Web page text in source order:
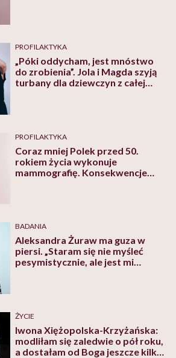
PROFILAKTYKA
„Póki oddycham, jest mnóstwo
do zrobienia”. Jola i Magda szyją
turbany dla dziewczyn z całej
PROFILAKTYKA
Coraz mniej Polek przed 50.
rokiem życia wykonuje
mammografię. Konsekwencje
BADANIA
Aleksandra Żuraw ma guza w
piersi. „Staram się nie myśleć
pesymistycznie, ale jest mi
ŻYCIE
Iwona Xiężopolska-Krzyżańska:
modliłam się zaledwie o pół roku,
a dostałam od Boga jeszcze kilka